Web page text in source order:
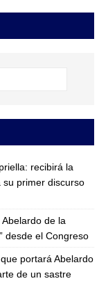
recibirá la
su primer discurso
de la
desde el Congreso
portará Abelardo
de un sastre